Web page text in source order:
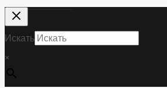
Искать
×